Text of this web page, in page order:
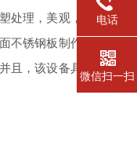
处理，美观，平
不锈钢板制作。
且，该设备具有
电话
微信扫一扫